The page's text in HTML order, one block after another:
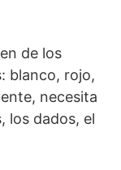
de los
blanco, rojo,
necesita
los dados, el